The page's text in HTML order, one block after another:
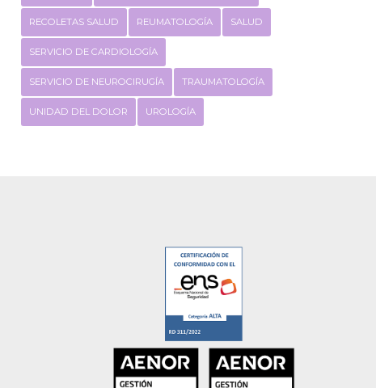
RECOLETAS SALUD REUMATOLOGÍA SALUD
SERVICIO DE CARDIOLOGÍA
SERVICIO DE NEUROCIRUGÍA TRAUMATOLOGÍA
UNIDAD DEL DOLOR UROLOGÍA